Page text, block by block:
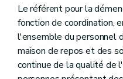
Le référent pour la
fonction de coordination,
l'ensemble du personnel
maison de repos et des
continue de la qualité de